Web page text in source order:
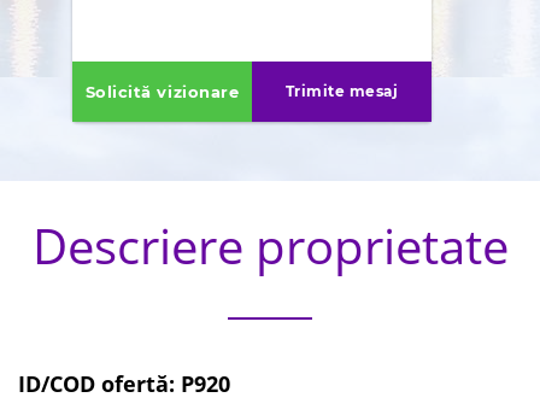
Solicită vizionare Trimite mesaj
Descriere proprietate
ID/COD ofertă: P920